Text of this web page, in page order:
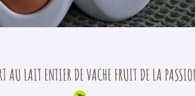
AU LAIT ENTIER DE VACHE FRUIT DE LA